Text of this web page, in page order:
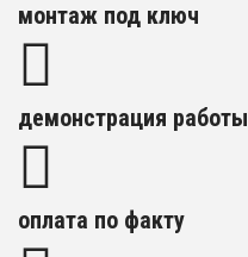
монтаж под ключ
демонстрация работы
оплата по факту